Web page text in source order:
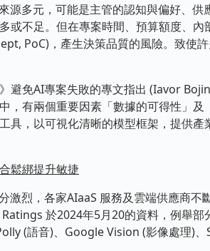
多元，可能是主管的認知與偏好、供
或不足。但在專案時間、預算額度、
PoC)，產生決策品質的風險。致使
免AI專案失敗的專文指出 (Iavor
，有兩個重要因素「數據的可得性」
具，以可視化清晰的模型框架，提供
鬆綁提升敏捷
烈，各家AIaaS 服務及雲端供應商不
於2024年5月20的資料，例舉
(語音)、Google Vision (影像處理)